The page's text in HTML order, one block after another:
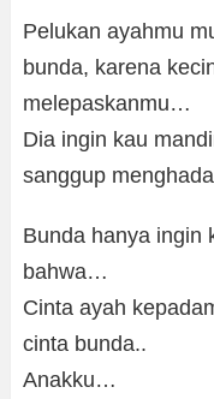
Pelukan ayahmu
bunda, karena
melepaskanmu…
Dia ingin kau
sanggup
Bunda hanya ingin
bahwa…
Cinta ayah
cinta bunda..
Anakku…